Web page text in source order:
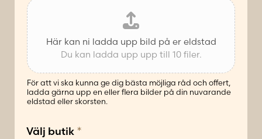
Här kan ni ladda upp bild på er eldstad
Du kan ladda upp upp till 10 filer.
För att vi ska kunna ge dig bästa möjliga råd och offert,
ladda gärna upp en eller flera bilder på din nuvarande
eldstad eller skorsten.
Välj butik *